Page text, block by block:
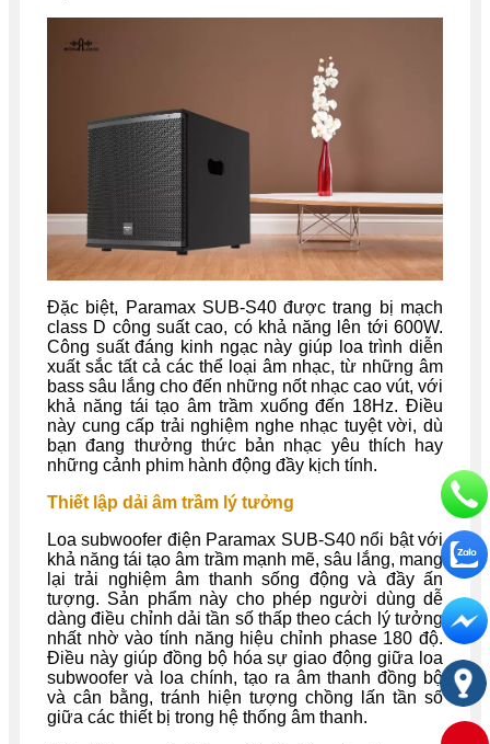
Đặc biệt, Paramax SUB-S40 được trang bị mạch
class D công suất cao, có khả năng lên tới 600W.
Công suất đáng kinh ngạc này giúp loa trình diễn
xuất sắc tất cả các thể loại âm nhạc, từ những âm
bass sâu lắng cho đến những nốt nhạc cao vút, với
khả năng tái tạo âm trầm xuống đến 18Hz. Điều
này cung cấp trải nghiệm nghe nhạc tuyệt vời, dù
bạn đang thưởng thức bản nhạc yêu thích hay
những cảnh phim hành động đầy kịch tính.
Thiết lập dải âm trầm lý tưởng
Loa subwoofer điện Paramax SUB-S40 nổi bật với
khả năng tái tạo âm trầm mạnh mẽ, sâu lắng, mang
lại trải nghiệm âm thanh sống động và đầy ấn
tượng. Sản phẩm này cho phép người dùng dễ
dàng điều chỉnh dải tần số thấp theo cách lý tưởng
nhất nhờ vào tính năng hiệu chỉnh phase 180 độ.
Điều này giúp đồng bộ hóa sự giao động giữa loa
subwoofer và loa chính, tạo ra âm thanh đồng bộ
và cân bằng, tránh hiện tượng chồng lấn tần số
giữa các thiết bị trong hệ thống âm thanh.